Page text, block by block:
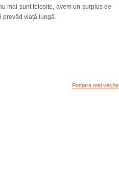
mai sunt folosite, avem un surplus de
prevăd viață lungă.
Postare mai veche